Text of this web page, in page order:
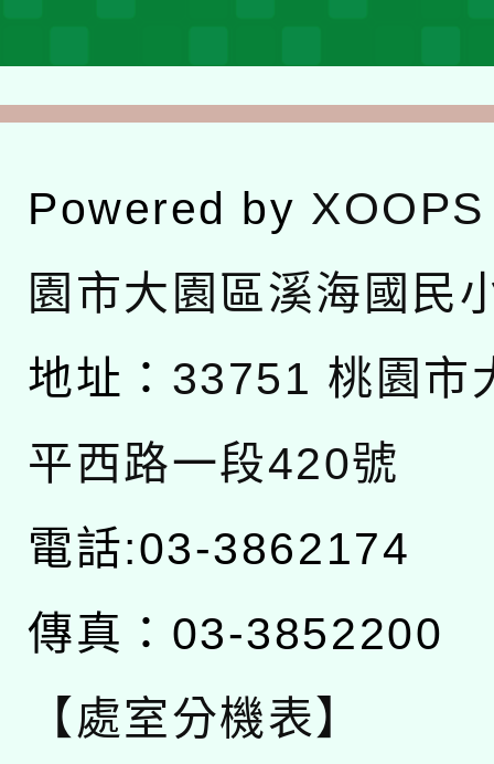
Powered by XOOPS
園市大園區溪海國民
地址： 33751 桃園市
平西路一段420號
電話:03-3862174
傳真：03-3852200
【處室分機表】